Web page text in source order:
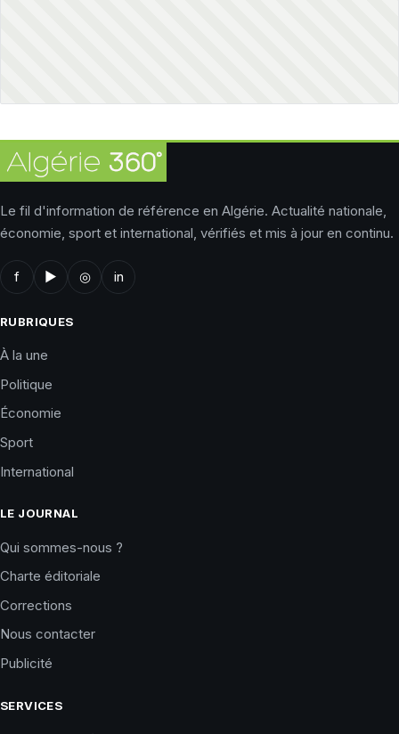
Le fil d'information de référence en Algérie. Actualité nationale,
économie, sport et international, vérifiés et mis à jour en continu.
f ▶ ◎ in
RUBRIQUES
À la une
Politique
Économie
Sport
International
LE JOURNAL
Qui sommes-nous ?
Charte éditoriale
Corrections
Nous contacter
Publicité
SERVICES